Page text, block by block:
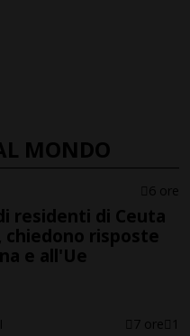
MONDO
6 ore
residenti di Ceuta
chiedono risposte
e all'Ue
7 ore 1